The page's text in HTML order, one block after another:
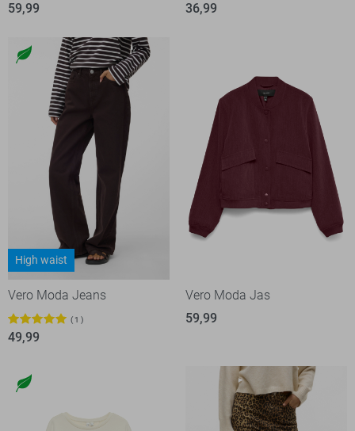
59,99
36,99
High waist
Vero Moda Jeans
1
49,99
Vero Moda Jas
59,99